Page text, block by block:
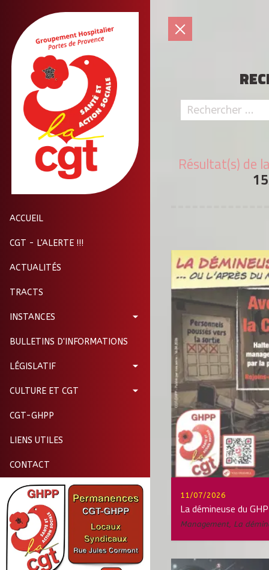
ACCUEIL
CGT - L'ALERTE !!!
ACTUALITÉS
TRACTS
INSTANCES
BULLETINS D'INFORMATIONS
LÉGISLATIF
CULTURE ET CGT
CGT-GHPP
LIENS UTILES
CONTACT
Résultat(s) de
11/07/2026
La démineuse du
Management, La